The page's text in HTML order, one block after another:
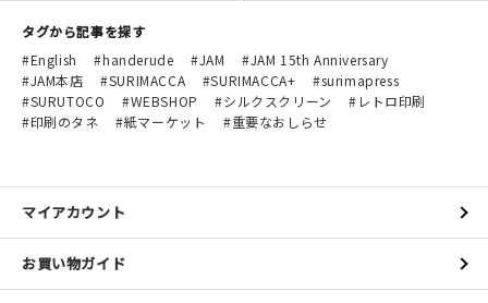
タグから記事を探す
English
handerude JAM
JAM 15th Anniversary
JAM本店
SURIMACCA SURIMACCA+
surimapress
SURUTOCO
WEBSHOP シルクスクリーン
レトロ印刷
印刷のタネ
紙マーケット 重要なおしらせ
マイアカウント
お買い物ガイド